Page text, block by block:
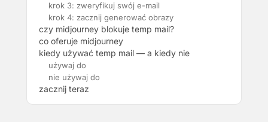
krok 3: zweryfikuj swój e-mail
krok 4: zacznij generować obrazy
czy midjourney blokuje temp mail?
co oferuje midjourney
kiedy używać temp mail — a kiedy nie
używaj do
nie używaj do
zacznij teraz